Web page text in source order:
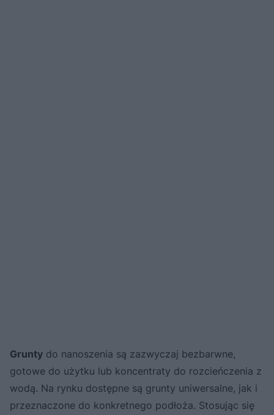
Grunty do nanoszenia są zazwyczaj bezbarwne,
gotowe do użytku lub koncentraty do rozcieńczenia z
wodą. Na rynku dostępne są grunty uniwersalne, jak i
przeznaczone do konkretnego podłoża. Stosując się